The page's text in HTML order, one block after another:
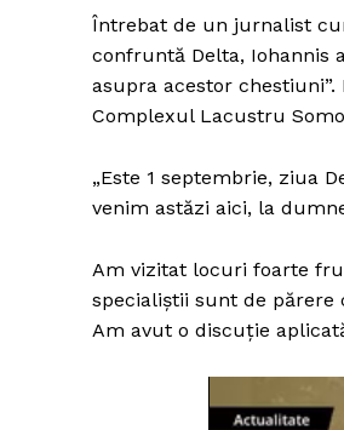
Întrebat de un jurnalist
confruntă Delta, Iohannis
asupra acestor
Complexul Lacustru
„Este 1 septembrie, ziua
venim astăzi aici, la
Am vizitat locuri foarte
specialiştii sunt de părere
Am avut o discuţie